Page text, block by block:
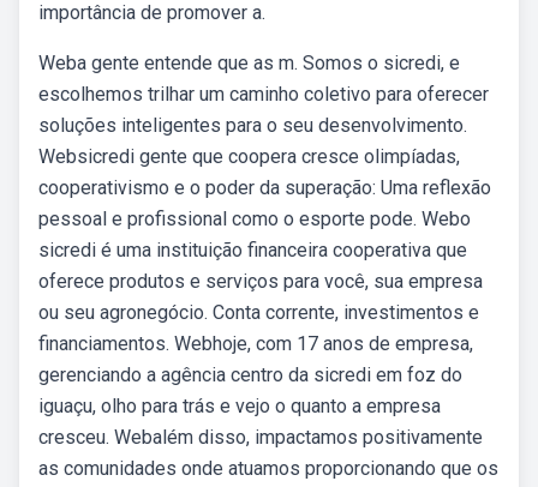
importância de promover a.
Weba gente entende que as m. Somos o sicredi, e
escolhemos trilhar um caminho coletivo para oferecer
soluções inteligentes para o seu desenvolvimento.
Websicredi gente que coopera cresce olimpíadas,
cooperativismo e o poder da superação: Uma reflexão
pessoal e profissional como o esporte pode. Webo
sicredi é uma instituição financeira cooperativa que
oferece produtos e serviços para você, sua empresa
ou seu agronegócio. Conta corrente, investimentos e
financiamentos. Webhoje, com 17 anos de empresa,
gerenciando a agência centro da sicredi em foz do
iguaçu, olho para trás e vejo o quanto a empresa
cresceu. Webalém disso, impactamos positivamente
as comunidades onde atuamos proporcionando que os